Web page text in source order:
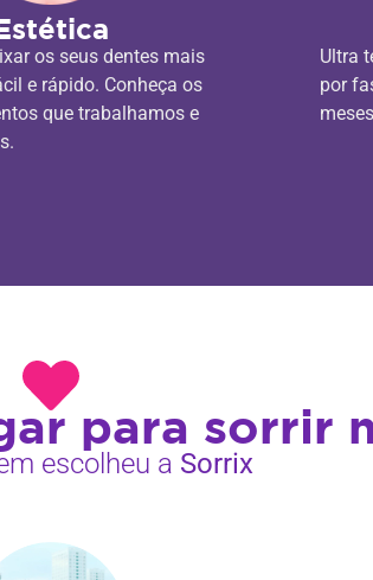
os seus dentes mais
e rápido. Conheça os
que trabalhamos e
Ultra
por
para sorrir
escolheu a Sorrix